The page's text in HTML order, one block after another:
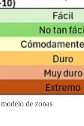
de zonas